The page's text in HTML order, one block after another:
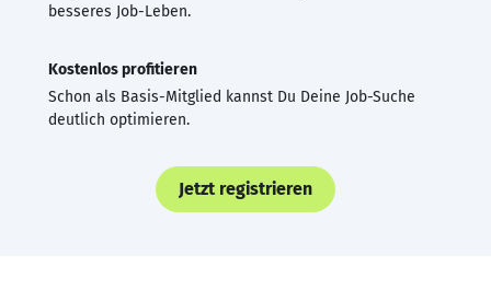
besseres Job-Leben.
Kostenlos profitieren
Schon als Basis-Mitglied kannst Du Deine Job-Suche
deutlich optimieren.
Jetzt registrieren